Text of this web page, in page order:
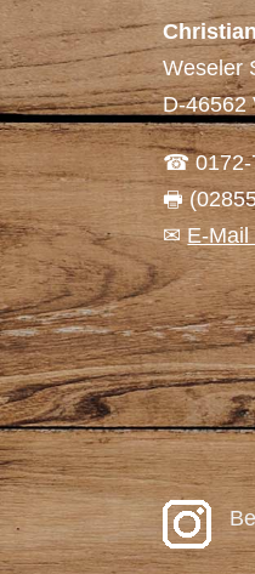
Weseler
D-46562
☎ 0172-
🖶
✉ E-